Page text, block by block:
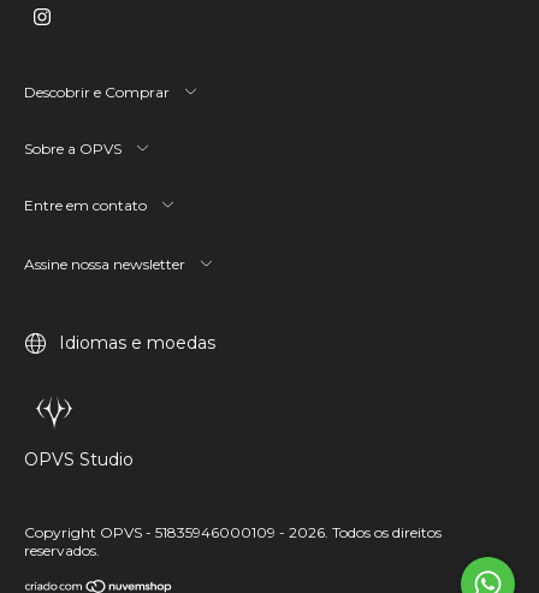
Descobrir e Comprar
Sobre a OPVS
Entre em contato
Assine nossa newsletter
Idiomas e moedas
OPVS Studio
Copyright OPVS - 51835946000109 - 2026. Todos os direitos
reservados.